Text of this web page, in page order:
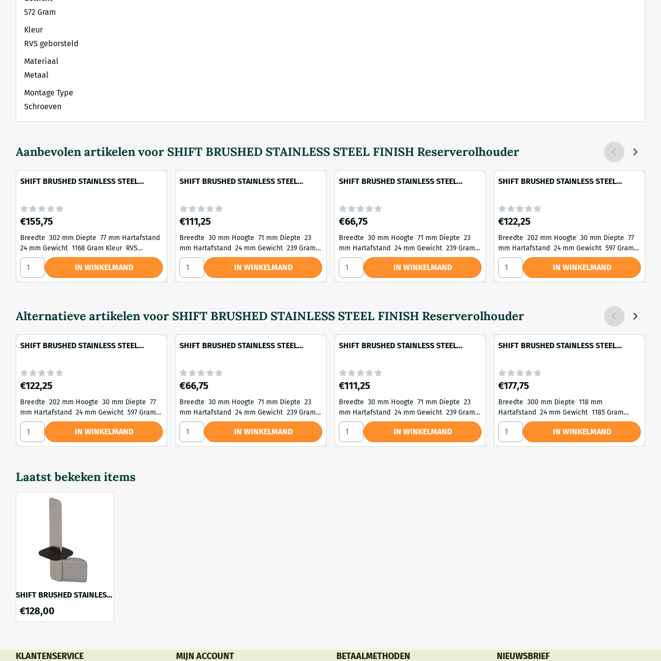
572 Gram
Kleur
RVS geborsteld
Materiaal
Metaal
Montage Type
Schroeven
Aanbevolen artikelen voor SHIFT BRUSHED STAINLESS STEEL FINISH Reserverolhouder
SHIFT BRUSHED STAINLESS STEEL
Prijs: 155,75
€155,75
Breedte 302 mm Diepte 77 mm Hartafstand
24 mm Gewicht 1168 Gram Kleur RVS
geborsteld Materiaal Metaal Montage Type
Schroeven
Aantal kiezen voor SHIFT BRUSHED STAINLESS STEEL FINISH Toiletrolhouder zonder klep met planchet
IN WINKELMAND
SHIFT BRUSHED STAINLESS STEEL
Prijs: 111,25
€111,25
Breedte 30 mm Hoogte 71 mm Diepte 23
mm Hartafstand 24 mm Gewicht 239 Gram
Kleur RVS geborsteld Materiaal Metaal
Montage Type Schroeven
Aantal kiezen voor SHIFT BRUSHED STAINLESS STEEL FINISH Handdoekhaak gestreept
IN WINKELMAND
SHIFT BRUSHED STAINLESS STEEL
Prijs: 66,75
€66,75
Breedte 30 mm Hoogte 71 mm Diepte 23
mm Hartafstand 24 mm Gewicht 239 Gram
Kleur RVS geborsteld Materiaal Metaal
Montage Type Schroeven
Aantal kiezen voor SHIFT BRUSHED STAINLESS STEEL FINISH Handdoekhaak medium
IN WINKELMAND
SHIFT BRUSHED STAINLESS STEEL
Prijs: 122,25
€122,25
Breedte 202 mm Hoogte 30 mm Diepte 77
mm Hartafstand 24 mm Gewicht 597 Gram
Kleur RVS geborsteld Materiaal Metaal
Montage Type Schroeven
Aantal kiezen voor SHIFT BRUSHED
IN WINKELMAND
Alternatieve artikelen voor SHIFT BRUSHED STAINLESS STEEL FINISH Reserverolhouder
SHIFT BRUSHED STAINLESS STEEL
Prijs: 122,25
€122,25
Breedte 202 mm Hoogte 30 mm Diepte 77
mm Hartafstand 24 mm Gewicht 597 Gram
Kleur RVS geborsteld Materiaal Metaal
Montage Type Schroeven
Aantal kiezen voor SHIFT BRUSHED STAINLESS STEEL FINISH Toiletrolhouder zonder klep (links)
IN WINKELMAND
SHIFT BRUSHED STAINLESS STEEL
Prijs: 66,75
€66,75
Breedte 30 mm Hoogte 71 mm Diepte 23
mm Hartafstand 24 mm Gewicht 239 Gram
Kleur RVS geborsteld Materiaal Metaal
Montage Type Schroeven
Aantal kiezen voor SHIFT BRUSHED STAINLESS STEEL FINISH Handdoekhaak medium
IN WINKELMAND
SHIFT BRUSHED STAINLESS STEEL
Prijs: 111,25
€111,25
Breedte 30 mm Hoogte 71 mm Diepte 23
mm Hartafstand 24 mm Gewicht 239 Gram
Kleur RVS geborsteld Materiaal Metaal
Montage Type Schroeven
Aantal kiezen voor SHIFT BRUSHED STAINLESS STEEL FINISH Handdoekhaak gestreept
IN WINKELMAND
SHIFT BRUSHED STAINLESS STEEL
Prijs: 177,75
€177,75
Breedte 300 mm Diepte 118 mm
Hartafstand 24 mm Gewicht 1185 Gram
Kleur RVS geborsteld / Transparant
Materiaal Glas, Metaal Montage Type
Schroeven
Aantal kiezen voor SHIFT BRUSHED
IN WINKELMAND
Laatst bekeken items
SHIFT BRUSHED STAINLESS
Reserverolhouder
€128,00
KLANTENSERVICE MIJN ACCOUNT BETAALMETHODEN NIEUWSBRIEF